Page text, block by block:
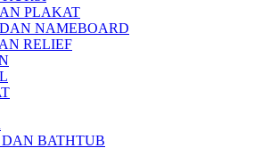
PLAKAT
NAMEBOARD
RELIEF
DAN BATHTUB